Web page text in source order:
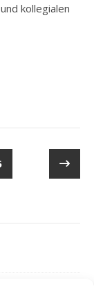
kollegialen